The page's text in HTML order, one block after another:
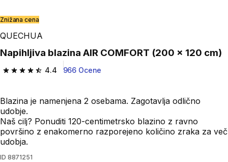
Znižana cena
QUECHUA
Napihljiva blazina AIR COMFORT (200 x 120 cm)
4.4
4.4 od 5 zvezdic from 966 ocene
966 Ocene
Blazina je namenjena 2 osebama. Zagotavlja odlično
udobje.
Naš cilj? Ponuditi 120-centimetrsko blazino z ravno
površino z enakomerno razporejeno količino zraka za več
udobja.
ID 8871251